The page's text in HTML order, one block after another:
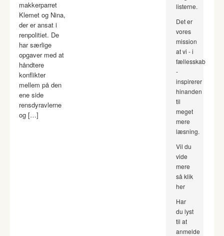
makkerparret
Klemet og Nina,
der er ansat i
renpolitiet. De
har særlige
opgaver med at
håndtere
konflikter
mellem på den
ene side
rensdyravlerne
og […]
listerne.
Det er
vores
mission
at vi - i
fællesskab
-
inspirerer
hinanden
til
meget
mere
læsning.
Vil du
vide
mere
så klik
her
Har
du lyst
til at
anmelde